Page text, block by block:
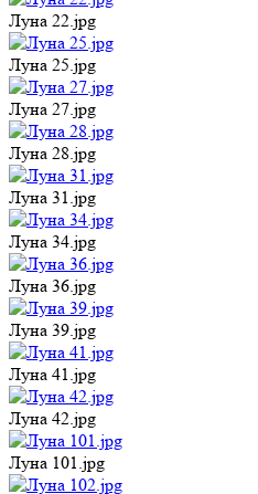
Луна 22.jpg
Луна 25.jpg
Луна 27.jpg
Луна 28.jpg
Луна 31.jpg
Луна 34.jpg
Луна 36.jpg
Луна 39.jpg
Луна 41.jpg
Луна 42.jpg
Луна 101.jpg